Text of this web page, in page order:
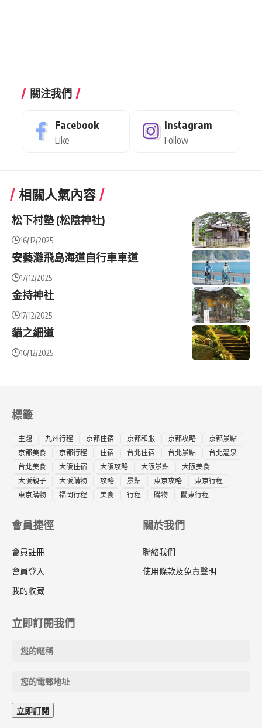
關注我們
Facebook
Like
Instagram
Follow
相關人氣內容
松下村塾 (松陰神社)
16/12/2025
安藝灘飛島海道自行車車道
17/12/2025
金持神社
17/12/2025
貓之細道
16/12/2025
標籤
主題 九州行程 京都住宿 京都和服 京都攻略
京都景點
京都美食
京都行程 住宿 台北住宿 台北景點
台北溫泉
台北美食
大阪住宿 大阪攻略 大阪景點
大阪美食
大阪親子
大阪購物 攻略 景點 東京攻略
東京行程
東京購物
福岡行程 美食 行程 購物 關東行程
會員捷徑
會員註冊
會員登入
我的收藏
關於我們
聯絡我們
使用條款及免責聲明
立即訂閱我們